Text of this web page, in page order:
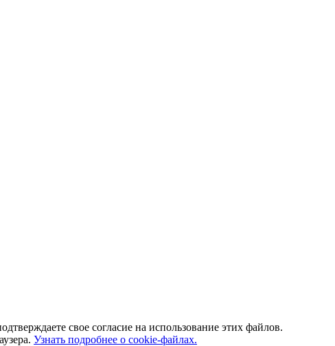
свое согласие на использование этих файлов.
Узнать подробнее о cookie-файлах.